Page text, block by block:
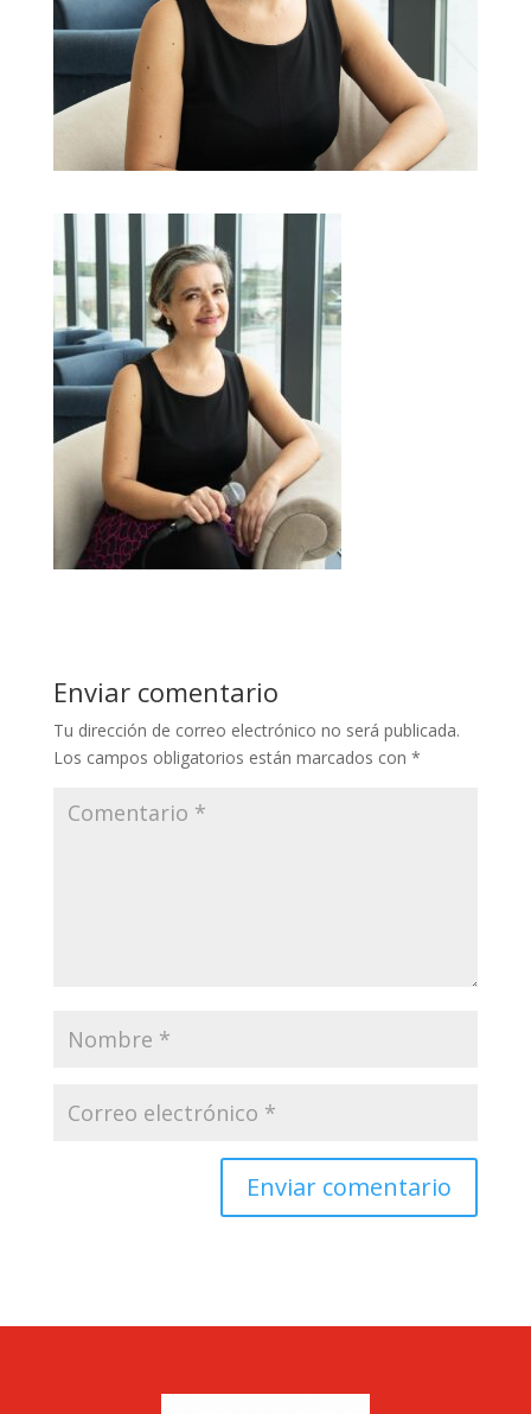
Enviar comentario
Tu dirección de correo electrónico no será publicada.
Los campos obligatorios están marcados con *